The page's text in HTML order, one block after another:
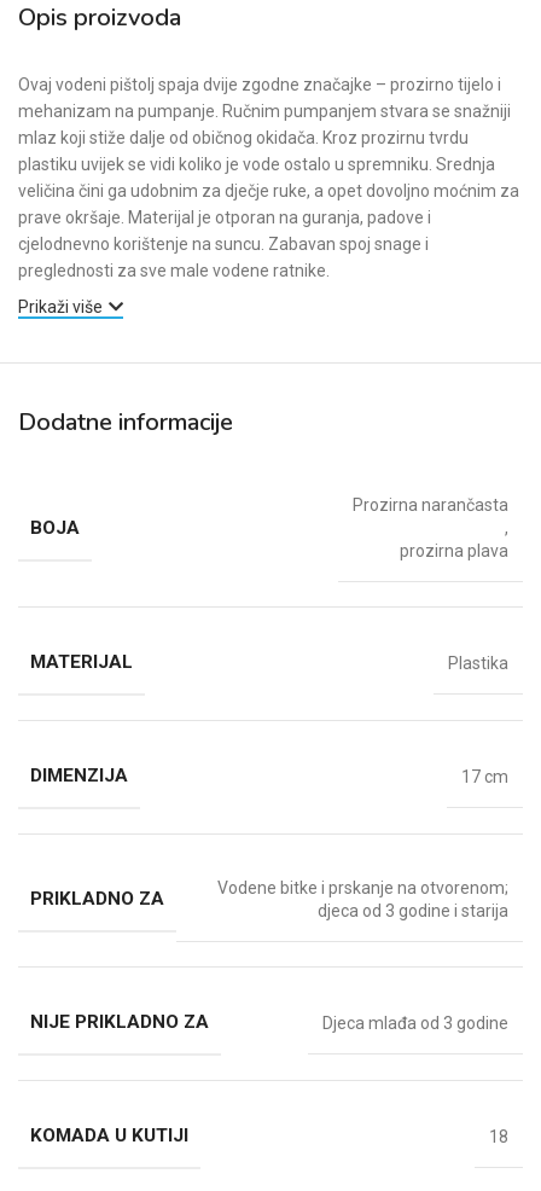
Opis proizvoda
Ovaj vodeni pištolj spaja dvije zgodne značajke – prozirno tijelo i
mehanizam na pumpanje. Ručnim pumpanjem stvara se snažniji
mlaz koji stiže dalje od običnog okidača. Kroz prozirnu tvrdu
plastiku uvijek se vidi koliko je vode ostalo u spremniku. Srednja
veličina čini ga udobnim za dječje ruke, a opet dovoljno moćnim za
prave okršaje. Materijal je otporan na guranja, padove i
cjelodnevno korištenje na suncu. Zabavan spoj snage i
preglednosti za sve male vodene ratnike.
Prikaži više
Dodatne informacije
BOJA
Prozirna narančasta
,
prozirna plava
MATERIJAL Plastika
DIMENZIJA 17 cm
PRIKLADNO ZA
Vodene bitke i prskanje na otvorenom;
djeca od 3 godine i starija
NIJE PRIKLADNO ZA Djeca mlađa od 3 godine
KOMADA U KUTIJI 18